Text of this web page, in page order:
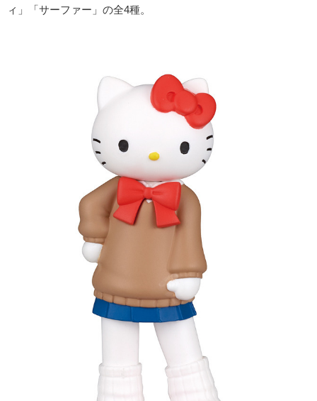
ィ」「サーファー」の全4種。